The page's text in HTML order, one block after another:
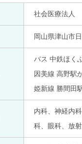
社会医療法人
岡山県津山市
バス 中鉄ほく
因美線 高野駅
姫新線 勝間田
内科、神経内
科、眼科、放